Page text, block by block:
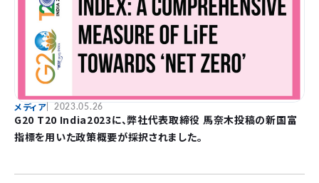
メディア 2023.05.26
G20 T20 India2023に、弊社代表取締役 馬奈木投稿の新国富
指標を用いた政策概要が採択されました。